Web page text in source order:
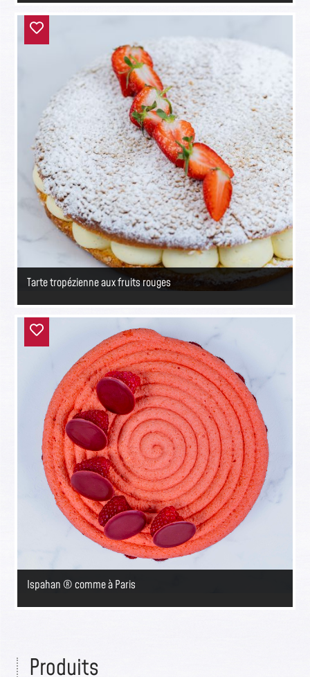
Tarte tropézienne aux fruits rouges
Ispahan ® comme à Paris
Produits